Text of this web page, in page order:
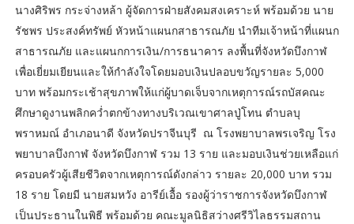
นางศิริพร กระจ่างหล้า ผู้จัดการฝ่ายสังคมสงเคราะห์ พร้อมด้วย นาย
รัชพร ประสงค์ทรัพย์ หัวหน้าแผนกสาธารณภัย นำทีมเจ้าหน้าที่แผนก
สาธารณภัย และแผนกการเงิน/การธนาคาร ลงพื้นที่จังหวัดบึงกาฬ
เพื่อเยี่ยมเยียนและให้กำลังใจโดยมอบเงินปลอบขวัญรายละ 5,000
บาท พร้อมกระเช้าสุขภาพให้แก่ผู้บาดเจ็บจากเหตุการณ์รถบัสคณะ
ศึกษาดูงานพลิกคว่ำตกข้างทางบริเวณเขาศาลปู่โทน ตำบลบุ
พราหมณ์ อำเภอนาดี จังหวัดปราจีนบุรี ณ โรงพยาบาลพรเจริญ โรง
พยาบาลบึงกาฬ จังหวัดบึงกาฬ รวม 13 ราย และมอบเงินช่วยเหลือแก่
ครอบครัวผู้เสียชีวิตจากเหตุการณ์ดังกล่าว รายละ 20,000 บาท รวม
18 ราย โดยมี นายสมหวัง อารีย์เอื้อ รองผู้ว่าราชการจังหวัดบึงกาฬ
เป็นประธานในพิธี พร้อมด้วย คณะมูลนิธิสว่างศรีวิไลธรรมสถาน